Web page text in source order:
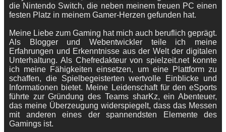
die Nintendo Switch, die neben meinem treuen PC einen
festen Platz in meinem Gamer-Herzen gefunden hat.
Meine Liebe zum Gaming hat mich auch beruflich geprägt.
Als Blogger und Webentwickler teile ich meine
Erfahrungen und Erkenntnisse aus der Welt der digitalen
Unterhaltung. Als Chefredakteur von spielzeit.net konnte
ich meine Fähigkeiten einsetzen, um eine Plattform zu
schaffen, die Spielbegeisterten wertvolle Einblicke und
Informationen bietet. Meine Leidenschaft für den eSports
führte zur Gründung des Teams sharKz, ein Abenteuer,
das meine Überzeugung widerspiegelt, dass das Messen
mit anderen eines der spannendsten Elemente des
Gamings ist.